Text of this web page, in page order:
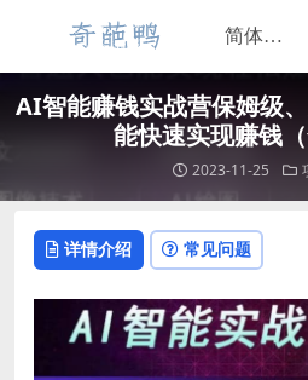
AI智能赚钱实战营保姆级
能快速实现赚钱（
2023-11-25
详情介绍 常见问题